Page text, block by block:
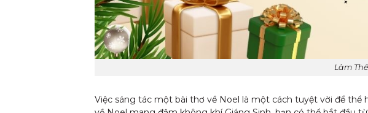
Làm
Việc sáng tác một bài thơ về Noel là một cách tuyệt vời để